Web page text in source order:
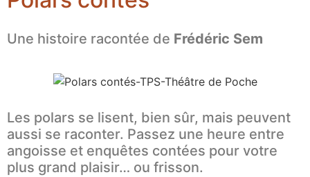
Une histoire racontée de Frédéric Sem
Les polars se lisent, bien sûr, mais peuvent
aussi se raconter. Passez une heure entre
angoisse et enquêtes contées pour votre
plus grand plaisir… ou frisson.